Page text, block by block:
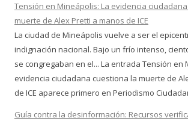
Tensión en Mineápolis: La evidencia
muerte de Alex Pretti a manos de ICE
La ciudad de Mineápolis vuelve a ser el
indignación nacional. Bajo un frío intenso,
se congregaban en el... La entrada Tensión en
evidencia ciudadana cuestiona la muerte de
de ICE aparece primero en Periodismo
Guía contra la desinformación: Recursos